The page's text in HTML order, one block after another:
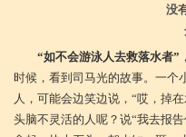
没
“如不会游泳人去救落水者”
时候，看到司马光的故事。一个
人，可能会边笑边说，“哎，掉
头脑不灵活的人呢？说“我去报